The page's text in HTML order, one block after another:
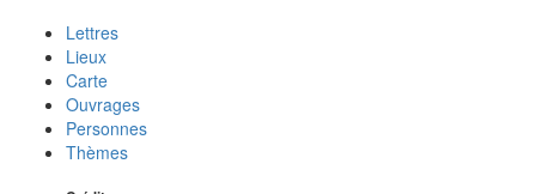
Lettres
Lieux
Carte
Ouvrages
Personnes
Thèmes